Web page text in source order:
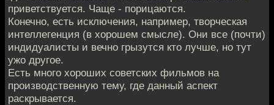
приветствуется. Чаще - порицаются.
Конечно, есть исключения, например, творческая
интеллегенция (в хорошем смысле). Они все (почти)
индидуалисты и вечно грызутся кто лучше, но тут
ужо другое.
Есть много хороших советских фильмов на
производственную тему, где данный аспект
раскрывается.